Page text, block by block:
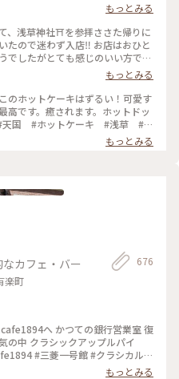
もっとみる
、浅草神社⛩を参拝ささた帰りに
わず入店‼️ お店はおひと
でしたがとても感じのいい方で、
素朴なかんじがコーヒー☕️によく
もっとみる
のホットケーキはずるい！可愛す
高です。癒されます。ホットドッ
もっとみる
カフェ・バー
楽町
676
へ かつての銀行営業室 復
の中 クラシックアップルパイ
#三菱一号館 #クラシカルな
もっとみる